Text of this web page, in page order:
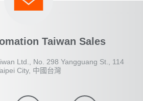
Taiwan Sales
Ltd., No. 298 Yangguang St., 114
City, 中國台灣